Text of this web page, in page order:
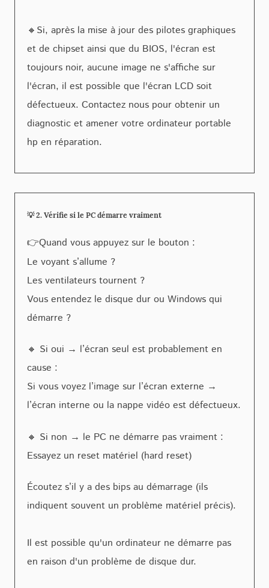
🔸Si, après la mise à jour des pilotes graphiques
et de chipset ainsi que du BIOS, l'écran est
toujours noir, aucune image ne s'affiche sur
l'écran, il est possible que l'écran LCD soit
défectueux. Contactez nous pour obtenir un
diagnostic et amener votre ordinateur portable
hp en réparation.
💡 2. Vérifie si le PC démarre vraiment
👉Quand vous appuyez sur le bouton :
Le voyant s’allume ?
Les ventilateurs tournent ?
Vous entendez le disque dur ou Windows qui
démarre ?
🔸 Si oui → l’écran seul est probablement en
cause :
Si vous voyez l’image sur l’écran externe →
l’écran interne ou la nappe vidéo est défectueux.
🔸 Si non → le PC ne démarre pas vraiment :
Essayez un reset matériel (hard reset)
Écoutez s’il y a des bips au démarrage (ils
indiquent souvent un problème matériel précis).
Il est possible qu'un ordinateur ne démarre pas
en raison d'un problème de disque dur.